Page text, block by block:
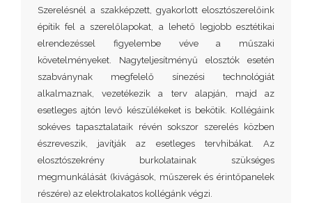
Szerelésnél a szakképzett, gyakorlott elosztószerelőink
építik fel a szerelőlapokat, a lehető legjobb esztétikai
elrendezéssel figyelembe véve a műszaki
követelményeket. Nagyteljesítményű elosztók esetén
szabványnak megfelelő sínezési technológiát
alkalmaznak, vezetékezik a terv alapján, majd az
esetleges ajtón levő készülékeket is bekötik. Kollégáink
sokéves tapasztalataik révén sokszor szerelés közben
észreveszik, javítják az esetleges tervhibákat. Az
elosztószekrény burkolatainak szükséges
megmunkálását (kivágások, műszerek és érintőpanelek
részére) az elektrolakatos kollégánk végzi.